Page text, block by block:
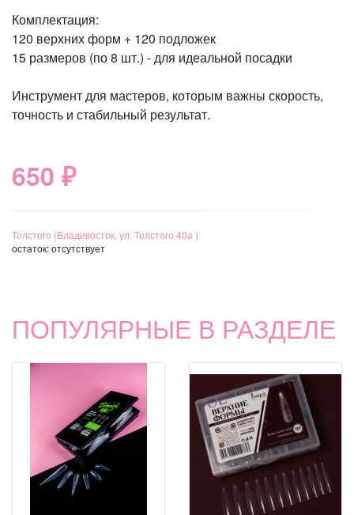
Комплектация:
120 верхних форм + 120 подложек
15 размеров (по 8 шт.) - для идеальной посадки
Инструмент для мастеров, которым важны скорость,
точность и стабильный результат.
650 ₽
Толстого (Владивосток, ул. Толстого 40а )
остаток:отсутствует
ПОПУЛЯРНЫЕ В РАЗДЕЛЕ